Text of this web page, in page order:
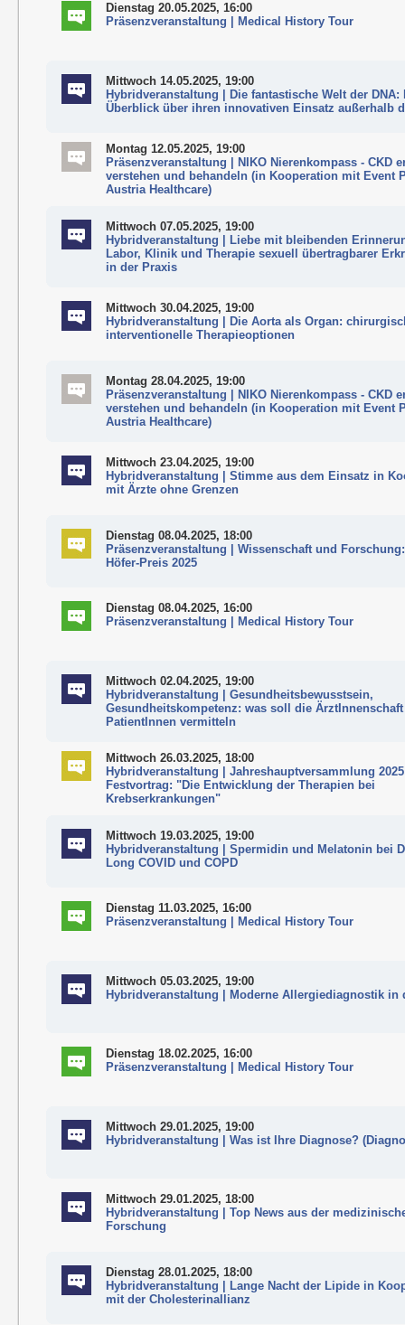
Dienstag 20.05.2025, 16:00
Präsenzveranstaltung | Medical History Tour
Mittwoch 14.05.2025, 19:00
Hybridveranstaltung | Die fantastische Welt der DNA:
Überblick über ihren innovativen Einsatz außerhalb
Montag 12.05.2025, 19:00
Präsenzveranstaltung | NIKO Nierenkompass - CKD
verstehen und behandeln (in Kooperation mit Event
Austria Healthcare)
Mittwoch 07.05.2025, 19:00
Hybridveranstaltung | Liebe mit bleibenden
Labor, Klinik und Therapie sexuell übertragbarer
in der Praxis
Mittwoch 30.04.2025, 19:00
Hybridveranstaltung | Die Aorta als Organ:
interventionelle Therapieoptionen
Montag 28.04.2025, 19:00
Präsenzveranstaltung | NIKO Nierenkompass - CKD
verstehen und behandeln (in Kooperation mit Event
Austria Healthcare)
Mittwoch 23.04.2025, 19:00
Hybridveranstaltung | Stimme aus dem Einsatz in
mit Ärzte ohne Grenzen
Dienstag 08.04.2025, 18:00
Präsenzveranstaltung | Wissenschaft und
Höfer-Preis 2025
Dienstag 08.04.2025, 16:00
Präsenzveranstaltung | Medical History Tour
Mittwoch 02.04.2025, 19:00
Hybridveranstaltung | Gesundheitsbewusstsein,
Gesundheitskompetenz: was soll die
PatientInnen vermitteln
Mittwoch 26.03.2025, 18:00
Hybridveranstaltung | Jahreshauptversammlung
Festvortrag: "Die Entwicklung der Therapien bei
Krebserkrankungen"
Mittwoch 19.03.2025, 19:00
Hybridveranstaltung | Spermidin und Melatonin bei
Long COVID und COPD
Dienstag 11.03.2025, 16:00
Präsenzveranstaltung | Medical History Tour
Mittwoch 05.03.2025, 19:00
Hybridveranstaltung | Moderne Allergiediagnostik in
Dienstag 18.02.2025, 16:00
Präsenzveranstaltung | Medical History Tour
Mittwoch 29.01.2025, 19:00
Hybridveranstaltung | Was ist Ihre Diagnose?
Mittwoch 29.01.2025, 18:00
Hybridveranstaltung | Top News aus der
Forschung
Dienstag 28.01.2025, 18:00
Hybridveranstaltung | Lange Nacht der Lipide in
mit der Cholesterinallianz